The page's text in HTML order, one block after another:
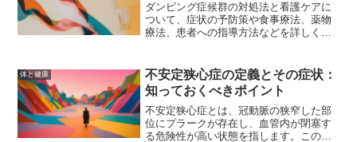
ダンピング症候群の対処法と看護ケアに
ついて、症状の予防策や食事療法、薬物
療法、患者への指導方法などを詳しく解
体と健康
不安定狭心症の定義とその症状：
知っておくべきポイント
不安定狭心症とは、冠動脈の狭窄した部
位にプラークが存在し、血管内が閉塞す
る危険性が高い状態を指します。この記